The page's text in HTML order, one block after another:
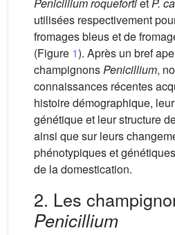
utilisées respectivement
fromages bleus et de
(Figure 1). Après un bref
champignonsPenicillium,
connaissances récentes
histoire démographique,
génétique et leur structure
ainsi que sur leurs
phénotypiques et
de la domestication.
2. Les
Penicillium